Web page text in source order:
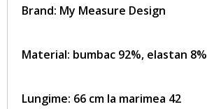
Brand: My Measure Design
Material: bumbac 92%, elastan 8%
Lungime: 66 cm la marimea 42